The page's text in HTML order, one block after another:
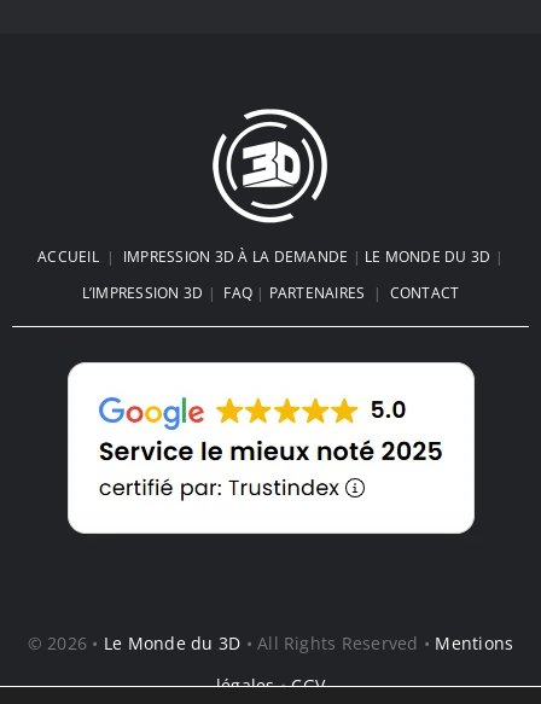
ACCUEIL| IMPRESSION 3D À LA DEMANDE | LE MONDE DU 3D |
L’IMPRESSION 3D | FAQ | PARTENAIRES | CONTACT
© 2026 • Le Monde du 3D • All Rights Reserved • Mentions
légales•CGV